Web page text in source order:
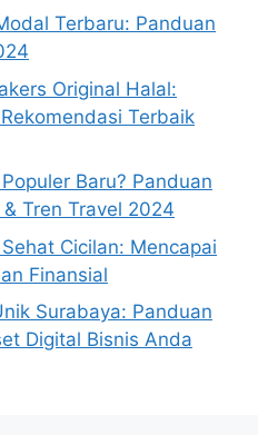
Terbaru: Panduan
Original Halal:
Terbaik
Baru? Panduan
Tren Travel 2024
Cicilan: Mencapai
Finansial
Surabaya: Panduan
Digital Bisnis Anda